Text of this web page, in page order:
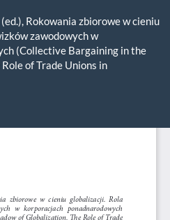
Rokowania zbiorowe w cieniu
zawodowych w
(Collective Bargaining in the
of Trade Unions in